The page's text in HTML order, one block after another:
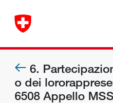
6.
o dei
6508 Appello